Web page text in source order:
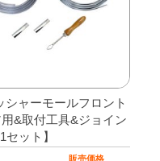
シャーモールフロント
&取付工具&ジョイン
セット】
販売価格